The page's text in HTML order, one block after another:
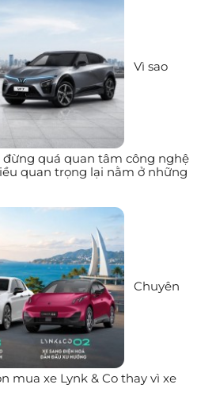
Vì sao
quá quan tâm công nghệ
quan trọng lại nằm ở những
Chuyên
mua xe Lynk & Co thay vì xe